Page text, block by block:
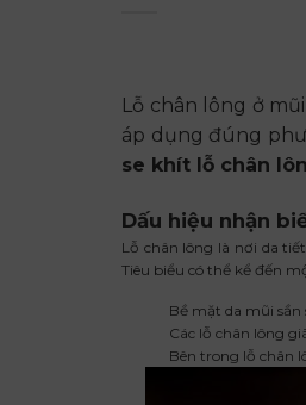
Lỗ chân lông ở
áp dụng đúng
se khít lỗ chân
Dấu hiệu nhận
Lỗ chân lông là nơi da
Tiêu biểu có thể kể đến
Bề mặt da mũi
Các lỗ chân lông
Bên trong lỗ chân